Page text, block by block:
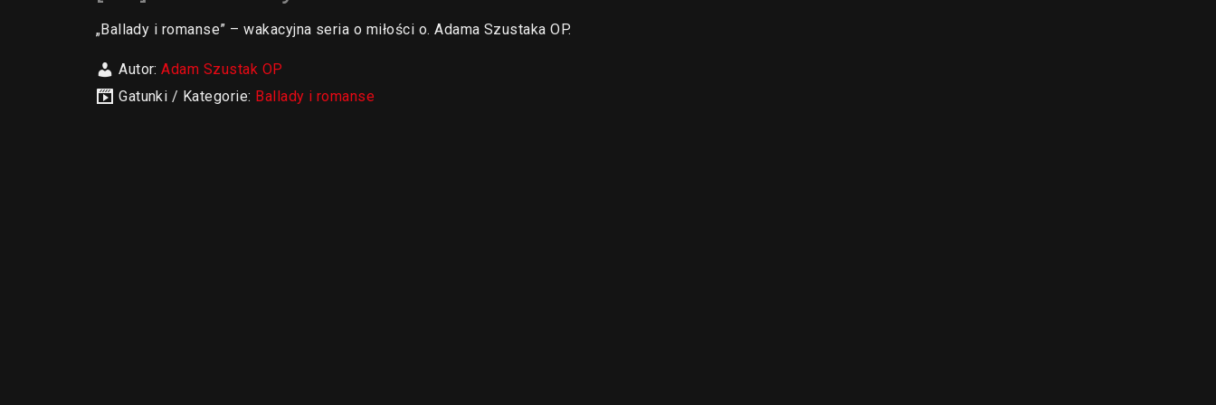
„Ballady i romanse” – wakacyjna seria o miłości o. Adama Szustaka OP.
Autor:Adam Szustak OP
Gatunki / Kategorie: Ballady i romanse